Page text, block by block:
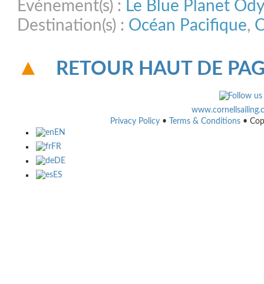
Evénement(s) : Le Blue Planet
Destination(s) : Océan Pacifique,
RETOUR HAUT DE
Privacy Policy • Terms & Conditions •
EN
FR
DE
ES